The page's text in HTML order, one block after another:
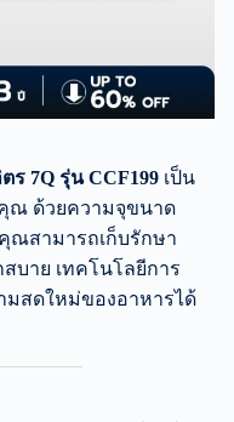
ร 7Q รุ่น CCF199 เป็น
ณ ด้วยความจุขนาด
ณสามารถเก็บรักษา
บาย เทคโนโลยีการ
สดใหม่ของอาหารได้